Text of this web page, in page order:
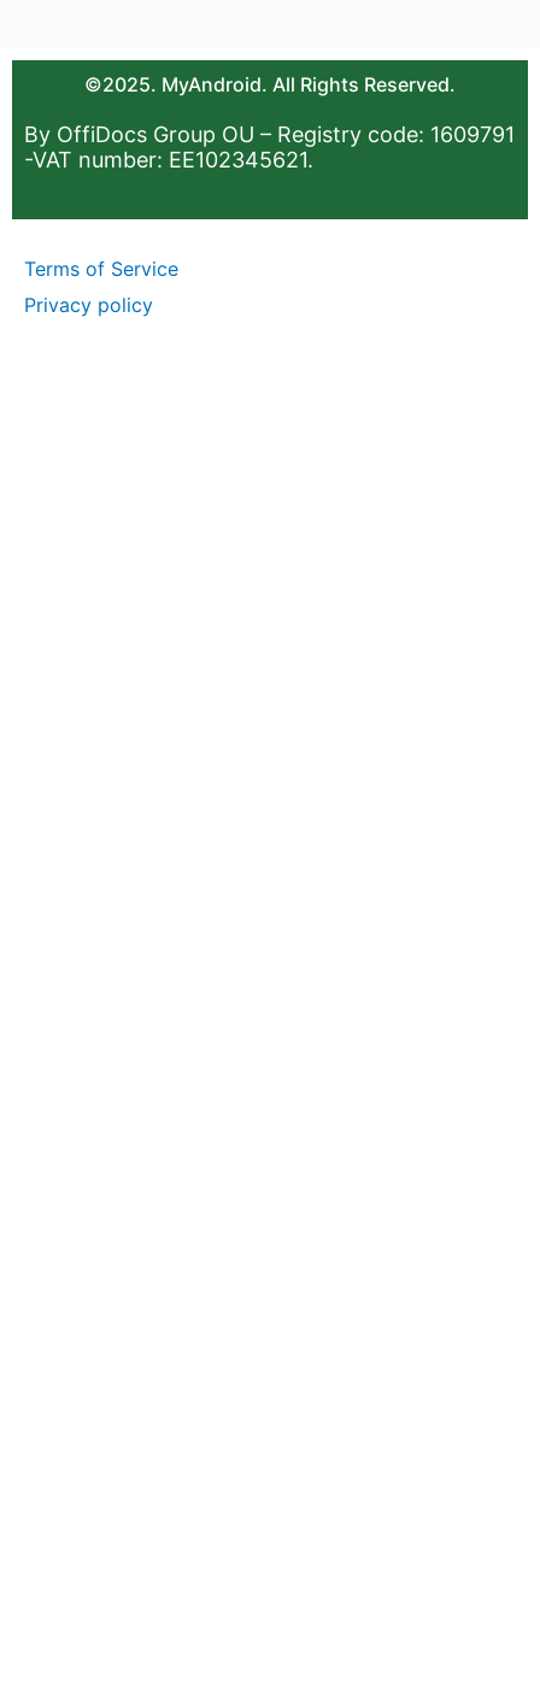
©2025. MyAndroid. All Rights Reserved.
By OffiDocs Group OU – Registry code: 1609791
-VAT number: EE102345621.
Terms of Service
Privacy policy